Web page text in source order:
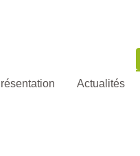
Actualités